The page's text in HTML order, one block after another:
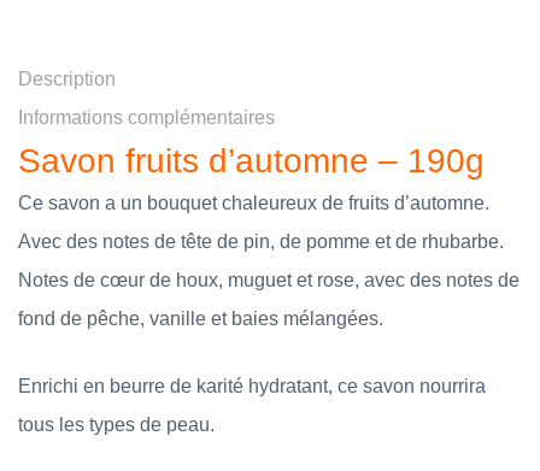
Description
Informations complémentaires
Savon fruits d’automne – 190g
Ce savon a un bouquet chaleureux de fruits d’automne.
Avec des notes de tête de pin, de pomme et de rhubarbe.
Notes de cœur de houx, muguet et rose, avec des notes de
fond de pêche, vanille et baies mélangées.
Enrichi en beurre de karité hydratant, ce savon nourrira
tous les types de peau.